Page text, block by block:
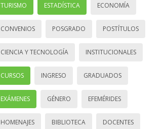
TURISMO ESTADÍSTICA ECONOMÍA
CONVENIOS POSGRADO POSTÍTULOS
CIENCIA Y TECNOLOGÍA INSTITUCIONALES
CURSOS INGRESO GRADUADOS
EXÁMENES GÉNERO EFEMÉRIDES
HOMENAJES BIBLIOTECA DOCENTES